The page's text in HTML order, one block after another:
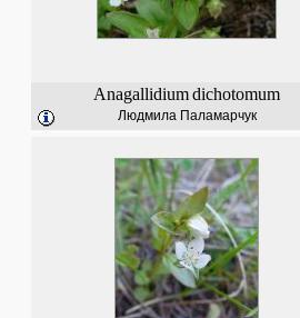
Anagallidiumdichotomum
Людмила Паламарчук